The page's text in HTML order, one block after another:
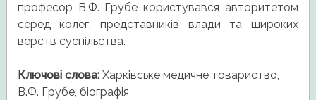
професор В.Ф. Грубе користувався авторитетом
серед колег, представників влади та широких
верств суспільства.
Ключові слова: Харківське медичне товариство,
В.Ф. Грубе, біографія